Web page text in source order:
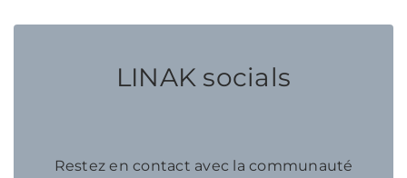
LINAK socials
Restez en contact avec la communauté